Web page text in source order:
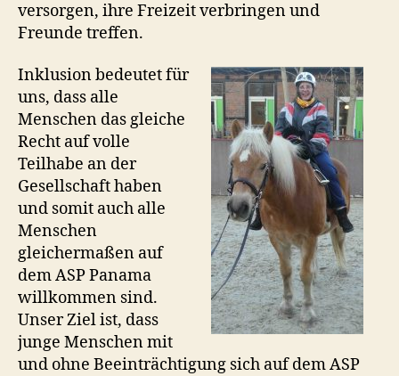
versorgen, ihre Freizeit verbringen und
Freunde treffen.
Inklusion bedeutet für
uns, dass alle
Menschen das gleiche
Recht auf volle
Teilhabe an der
Gesellschaft haben
und somit auch alle
Menschen
gleichermaßen auf
dem ASP Panama
willkommen sind.
Unser Ziel ist, dass
junge Menschen mit
und ohne Beeinträchtigung sich auf dem ASP